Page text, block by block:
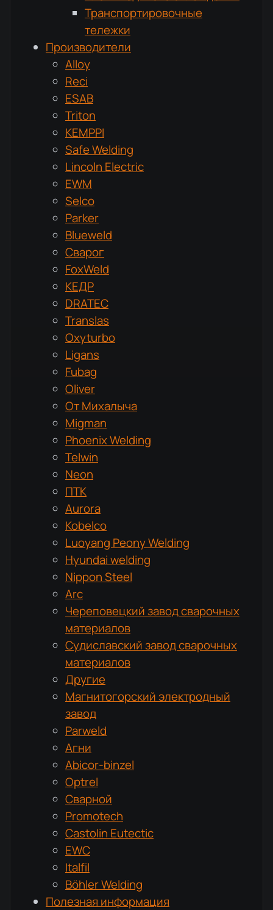
Транспортировочные
тележки
Производители
Alloy
Reci
ESAB
Triton
KEMPPI
Safe Welding
Lincoln Electric
EWM
Selco
Parker
Blueweld
Сварог
FoxWeld
КЕДР
DRATEC
Translas
Oxyturbo
Ligans
Fubag
Oliver
От Михалыча
Migman
Phoenix Welding
Telwin
Neon
ПТК
Aurora
Kobelco
Luoyang Peony Welding
Hyundai welding
Nippon Steel
Arc
Череповецкий завод сварочных
материалов
Судиславский завод сварочных
материалов
Другие
Магнитогорский электродный
завод
Parweld
Агни
Abicor-binzel
Optrel
Сварной
Promotech
Castolin Eutectic
EWC
Italfil
Böhler Welding
Полезная информация